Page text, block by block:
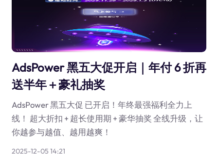
AdsPower 黑五大促开启｜年付 6 折再
送半年＋豪礼抽奖
AdsPower 黑五大促 已开启！年终最强福利全力上
线！ 超大折扣 + 超长使用期 + 豪华抽奖 全线升级，让
你越参与越值、越用越爽！
2025-12-05 14:21